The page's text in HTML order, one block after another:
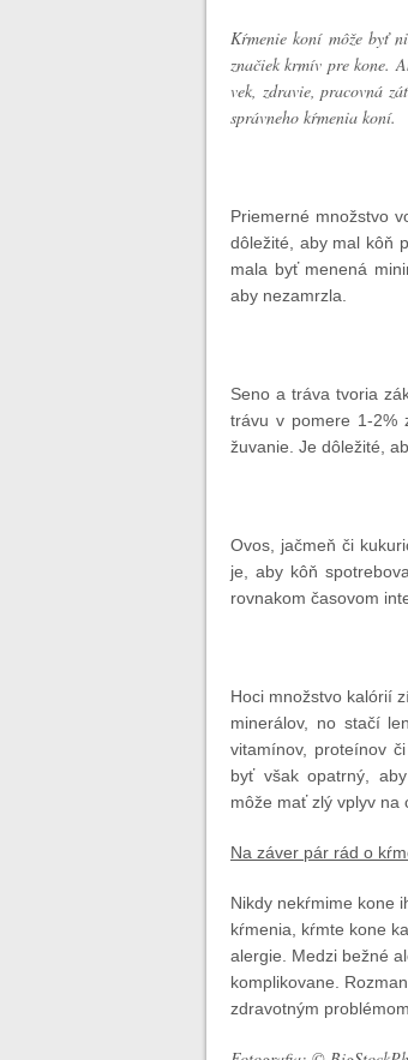
Kŕmenie koní môže byť
značiek krmív pre kone.
vek, zdravie, pracovná
správneho kŕmenia koní.
Priemerné množstvo
dôležité, aby mal kôň
mala byť menená
aby nezamrzla.
Seno a tráva tvoria
trávu v pomere 1-2%
žuvanie. Je dôležité,
Ovos, jačmeň či
je, aby kôň
rovnakom časovom
Hoci množstvo kalórií
minerálov, no stačí
vitamínov, proteínov
byť však opatrný,
môže mať zlý vplyv na
Na záver pár rád o
Nikdy nekŕmime kone
kŕmenia, kŕmte kone
alergie. Medzi bežné
komplikovane.
zdravotným